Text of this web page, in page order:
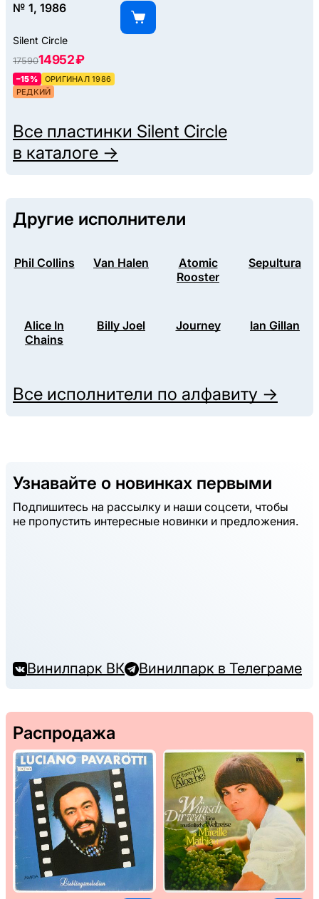
№ 1, 1986
Silent Circle
1759014952 ₽
–15%
ОРИГИНАЛ 1986
РЕДКИЙ
Все пластинки Silent Circle
в каталоге →
Другие исполнители
Phil Collins Van Halen
Atomic
Rooster
Sepultura
Alice In
Chains
Billy Joel Journey Ian Gillan
Все исполнители по алфавиту →
Узнавайте о новинках первыми
Подпишитесь на рассылку и наши соцсети, чтобы
не пропустить интересные новинки и предложения.
Винилпарк ВК Винилпарк в Телеграме
Распродажа